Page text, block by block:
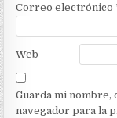
Correo electrónico
Web
Guarda mi
navegador para la